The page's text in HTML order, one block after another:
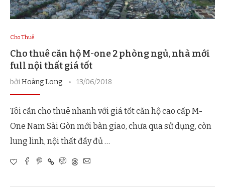
Cho Thuê
Cho thuê căn hộ M-one 2 phòng ngủ, nhà mới
full nội thất giá tốt
bởiHoàng Long 13/06/2018
Tôi cần cho thuê nhanh với giá tốt căn hộ cao cấp M-
One Nam Sài Gòn mới bàn giao, chưa qua sử dụng, còn
lung linh, nội thất đầy đủ …